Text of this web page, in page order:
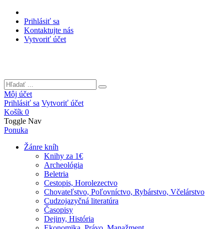
Prihlásiť sa
Kontaktujte nás
Vytvoriť účet
Môj účet
Prihlásiť sa Vytvoriť účet
Košík 0
Toggle Nav
Ponuka
Žánre kníh
Knihy za 1€
Archeológia
Beletria
Cestopis, Horolezectvo
Chovateľstvo, Poľovníctvo, Rybárstvo, Včelárstvo
Cudzojazyčná literatúra
Časopisy
Dejiny, História